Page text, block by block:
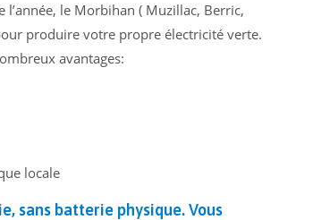
le Morbihan ( Muzillac, Berric,
produire votre propre électricité verte.
avantages:
locale
sans batterie physique.Vous